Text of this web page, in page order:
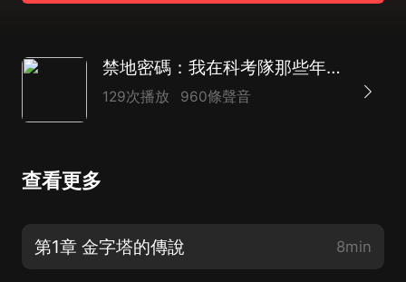
禁地密碼：我在科考隊那些年|盜墓筆記|探險|救援|懸疑|AI多播
129次播放 960條聲音
查看更多
第1章 金字塔的傳說 8min